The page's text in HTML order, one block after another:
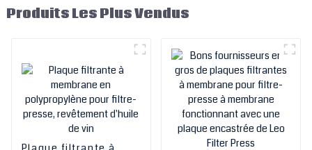
Produits Les Plus Vendus